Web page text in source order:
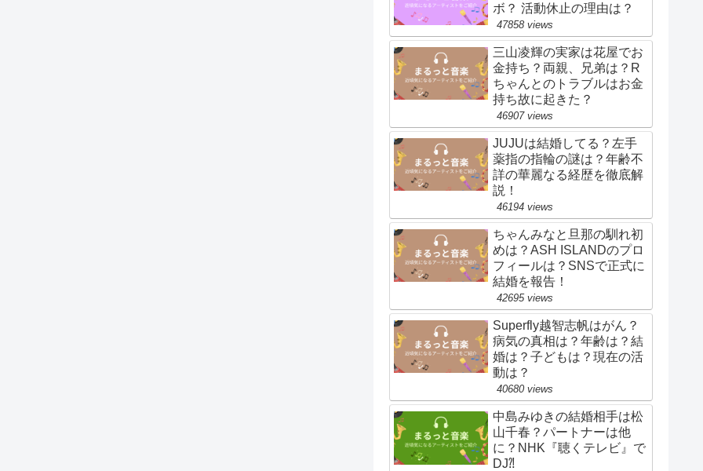
ボ？ 活動休止の理由は？
47858 views
三山凌輝の実家は花屋でお
金持ち？両親、兄弟は？R
ちゃんとのトラブルはお金
持ち故に起きた？
46907 views
JUJUは結婚してる？左手
薬指の指輪の謎は？年齢不
詳の華麗なる経歴を徹底解
説！
46194 views
ちゃんみなと旦那の馴れ初
めは？ASH ISLANDのプロ
フィールは？SNSで正式に
結婚を報告！
42695 views
Superfly越智志帆はがん？
病気の真相は？年齢は？結
婚は？子どもは？現在の活
動は？
40680 views
中島みゆきの結婚相手は松
山千春？パートナーは他
に？NHK『聴くテレビ』で
DJ⁈